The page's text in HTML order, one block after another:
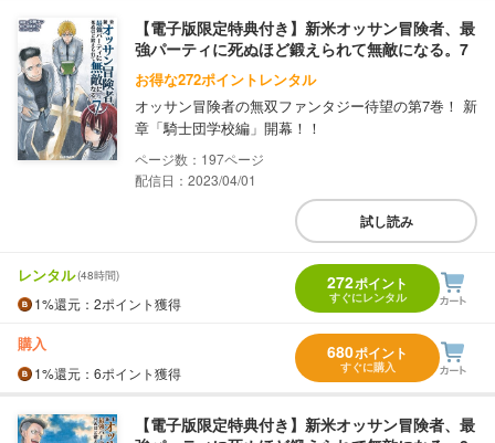
【電子版限定特典付き】新米オッサン冒険者、最
強パーティに死ぬほど鍛えられて無敵になる。7
お得な272ポイントレンタル
オッサン冒険者の無双ファンタジー待望の第7巻！ 新
章「騎士団学校編」開幕！！
197
配信日：2023/04/01
試し読み
レンタル(48時間)
1%還元 ：2ポイント獲得
272ポイント
すぐにレンタル
購入
1%還元 ：6ポイント獲得
680ポイント
すぐに購入
【電子版限定特典付き】新米オッサン冒険者、最